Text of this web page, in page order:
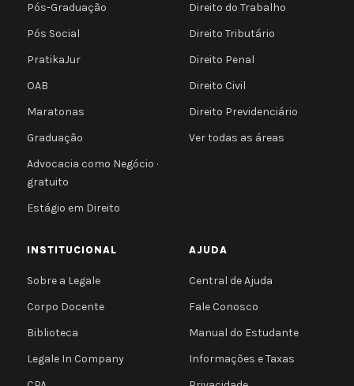
Pós-Graduação
Pós Social
PratikaJur
OAB
Maratonas
Graduação
Advocacia como Negócio ·
gratuito
Estágio em Direito
Direito do Trabalho
Direito Tributário
Direito Penal
Direito Civil
Direito Previdenciário
Ver todas as áreas
INSTITUCIONAL
Sobre a Legale
Corpo Docente
Biblioteca
Legale In Company
AJUDA
Central de Ajuda
Fale Conosco
Manual do Estudante
Informações e Taxas